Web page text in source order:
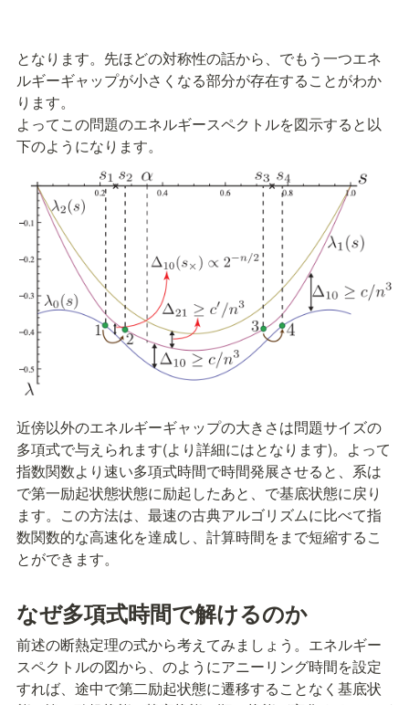
となります。先ほどの対称性の話から、 でもう一つエネ
ルギーギャップが小さくなる部分が存在することがわか
ります。
よってこの問題のエネルギースペクトルを図示すると以
下のようになります。
近傍以外のエネルギーギャップの大きさは問題サイズの
多項式で与えられます(より詳細にはとなります)。よって
指数関数より速い多項式時間で時間発展させると、系は
で第一励起状態状態に励起したあと、 で基底状態に戻り
ます。この方法は、最速の古典アルゴリズムに比べて指
数関数的な高速化を達成し、計算時間をまで短縮するこ
とができます。
なぜ多項式時間で解けるのか
前述の断熱定理の式から考えてみましょう。エネルギー
スペクトルの図から、 のようにアニーリング時間を設定
すれば、途中で第二励起状態に遷移することなく基底状